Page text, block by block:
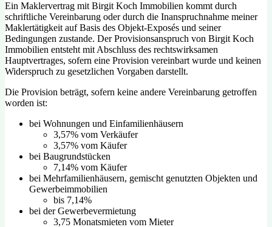
Ein Maklervertrag mit Birgit Koch Immobilien kommt durch
schriftliche Vereinbarung oder durch die Inanspruchnahme meiner
Maklertätigkeit auf Basis des Objekt-Exposés und seiner
Bedingungen zustande. Der Provisionsanspruch von Birgit Koch
Immobilien entsteht mit Abschluss des rechtswirksamen
Hauptvertrages, sofern eine Provision vereinbart wurde und keinen
Widerspruch zu gesetzlichen Vorgaben darstellt.
Die Provision beträgt, sofern keine andere Vereinbarung getroffen
worden ist:
bei Wohnungen und Einfamilienhäusern
3,57% vom Verkäufer
3,57% vom Käufer
bei Baugrundstücken
7,14% vom Käufer
bei Mehrfamilienhäusern, gemischt genutzten Objekten und
Gewerbeimmobilien
bis 7,14%
bei der Gewerbevermietung
3,75 Monatsmieten vom Mieter